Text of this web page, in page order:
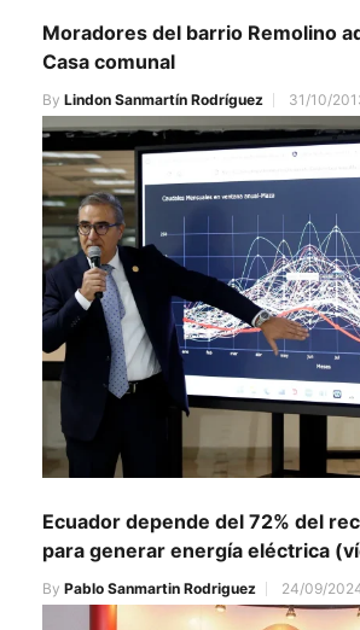
Moradores del barrio Remolino
Casa comunal
By Lindon Sanmartín Rodríguez 31/10/
Ecuador depende del 72% del
para generar energía eléctrica
By Pablo Sanmartin Rodriguez 24/09/